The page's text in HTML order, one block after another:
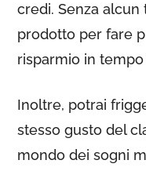
credi. Senza
prodotto per fare
risparmio in
Inoltre, potrai
stesso gusto del
mondo dei sogni